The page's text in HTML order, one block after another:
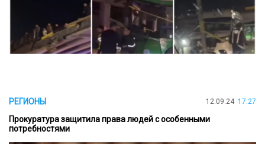
РЕГИОНЫ 12.09.24 17:27
Прокуратура защитила права людей с особенными
потребностями